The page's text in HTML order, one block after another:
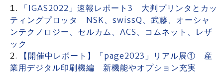
「IGAS2022」速報レポート3 大判プリンタとカッ
ティングプロッタ NSK、swissQ、武藤、オーシャ
ンテクノロジー、セルカム、ACS、コムネット、レザ
ック
【開催中レポート】「page2023」リアル展① 産
業用デジタル印刷機編 新機能やオプション充実